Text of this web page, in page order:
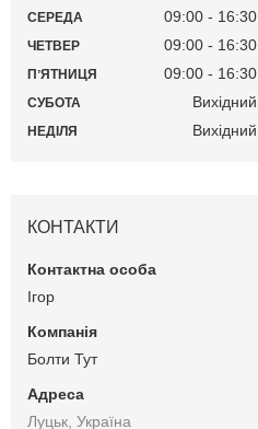
СЕРЕДА 09:00 16:30
ЧЕТВЕР 09:00 16:30
ПʼЯТНИЦЯ 09:00 16:30
СУБОТА Вихідний
НЕДІЛЯ Вихідний
КОНТАКТИ
Ігор
Болти Тут
Луцьк, Україна